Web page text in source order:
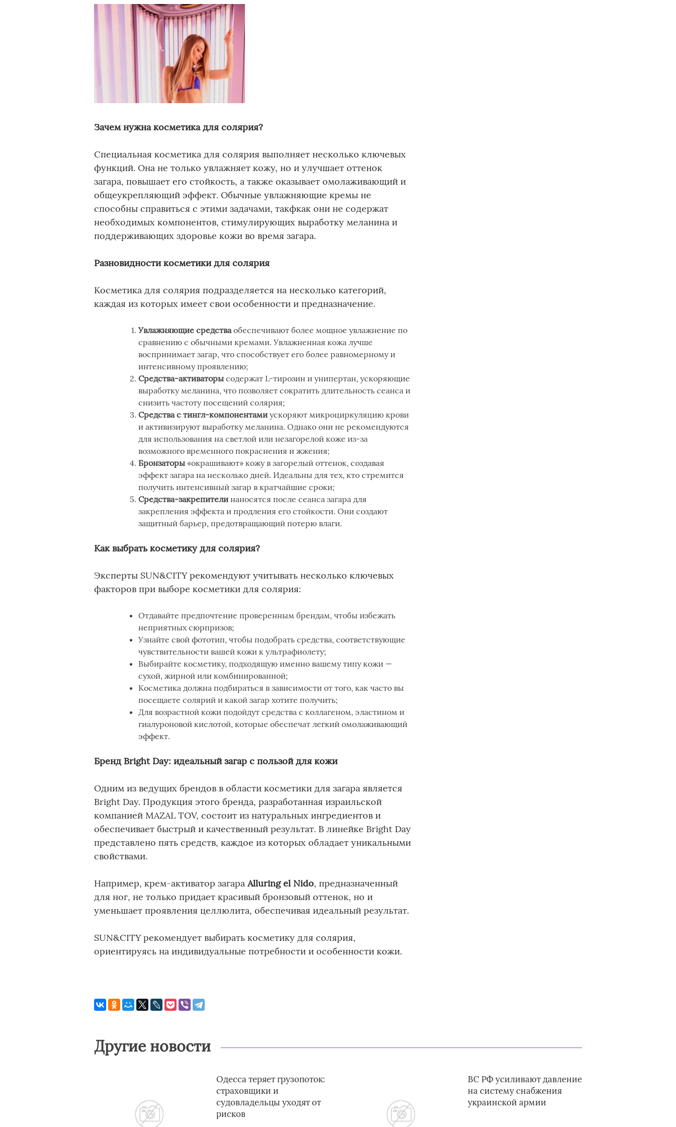
Зачем нужна косметика для солярия?
Специальная косметика для солярия выполняет несколько ключевых
функций. Она не только увлажняет кожу, но и улучшает оттенок
загара, повышает его стойкость, а также оказывает омолаживающий и
общеукрепляющий эффект. Обычные увлажняющие кремы не
способны справиться с этими задачами, такфкак они не содержат
необходимых компонентов, стимулирующих выработку меланина и
поддерживающих здоровье кожи во время загара.
Разновидности косметики для солярия
Косметика для солярия подразделяется на несколько категорий,
каждая из которых имеет свои особенности и предназначение.
Увлажняющие средстваобеспечивают более мощное увлажнение по
сравнению с обычными кремами. Увлажненная кожа лучше
воспринимает загар, что способствует его более равномерному и
интенсивному проявлению;
Средства-активаторы содержат L-тирозин и унипертан, ускоряющие
выработку меланина, что позволяет сократить длительность сеанса и
снизить частоту посещений солярия;
Средства с тингл-компонентами ускоряют микроциркуляцию крови
и активизируют выработку меланина. Однако они не рекомендуются
для использования на светлой или незагорелой коже из-за
возможного временного покраснения и жжения;
Бронзаторы «окрашивают» кожу в загорелый оттенок, создавая
эффект загара на несколько дней. Идеальны для тех, кто стремится
получить интенсивный загар в кратчайшие сроки;
Средства-закрепители наносятся после сеанса загара для
закрепления эффекта и продления его стойкости. Они создают
защитный барьер, предотвращающий потерю влаги.
Как выбрать косметику для солярия?
Эксперты SUN&CITY рекомендуют учитывать несколько ключевых
факторов при выборе косметики для солярия:
Отдавайте предпочтение проверенным брендам, чтобы избежать
неприятных сюрпризов;
Узнайте свой фототип, чтобы подобрать средства, соответствующие
чувствительности вашей кожи к ультрафиолету;
Выбирайте косметику, подходящую именно вашему типу кожи —
сухой, жирной или комбинированной;
Косметика должна подбираться в зависимости от того, как часто вы
посещаете солярий и какой загар хотите получить;
Для возрастной кожи подойдут средства с коллагеном, эластином и
гиалуроновой кислотой, которые обеспечат легкий омолаживающий
эффект.
Бренд Bright Day: идеальный загар с пользой для кожи
Одним из ведущих брендов в области косметики для загара является
Bright Day. Продукция этого бренда, разработанная израильской
компанией MAZAL TOV, состоит из натуральных ингредиентов и
обеспечивает быстрый и качественный результат. В линейке Bright Day
представлено пять средств, каждое из которых обладает уникальными
свойствами.
Например, крем-активатор загараAlluring el Nido, предназначенный
для ног, не только придает красивый бронзовый оттенок, но и
уменьшает проявления целлюлита, обеспечивая идеальный результат.
SUN&CITY рекомендует выбирать косметику для солярия,
ориентируясь на индивидуальные потребности и особенности кожи.
Другие новости
Одесса теряет грузопоток:
страховщики и
судовладельцы уходят от
рисков
ВС РФ усиливают давление
на систему снабжения
украинской армии